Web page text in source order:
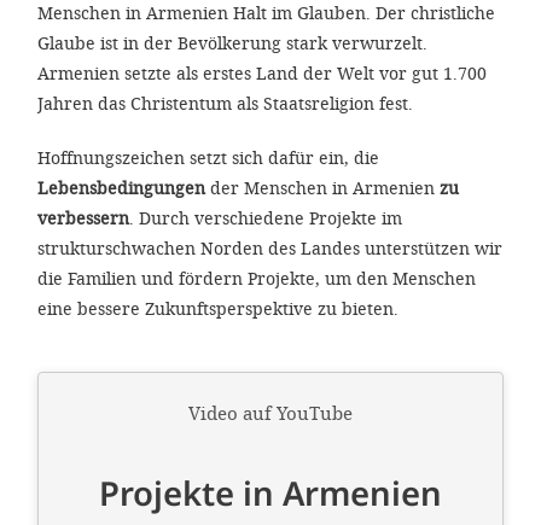
Menschen in Armenien Halt im Glauben. Der christliche
Glaube ist in der Bevölkerung stark verwurzelt.
Armenien setzte als erstes Land der Welt vor gut 1.700
Jahren das Christentum als Staatsreligion fest.
Hoffnungszeichen setzt sich dafür ein, die
Lebensbedingungender Menschen in Armenien zu
verbessern. Durch verschiedene Projekte im
strukturschwachen Norden des Landes unterstützen wir
die Familien und fördern Projekte, um den Menschen
eine bessere Zukunftsperspektive zu bieten.